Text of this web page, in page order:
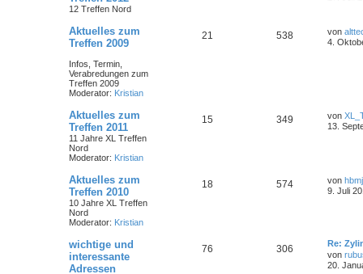
12 Treffen Nord
Aktuelles zum
Treffen 2009
Infos, Termin,
Verabredungen zum
Treffen 2009
Moderator: Kristian
21 538 von
4.
Aktuelles zum
Treffen 2011
11 Jahre XL Treffen
Nord
Moderator: Kristian
15 349 von
13.
Aktuelles zum
Treffen 2010
10 Jahre XL Treffen
Nord
Moderator: Kristian
18 574 von
9. Juli
wichtige und
interessante
Adressen
76 306
Re:
von
20.